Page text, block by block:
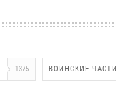
1375 ВОИНСКИЕ ЧАСТИ